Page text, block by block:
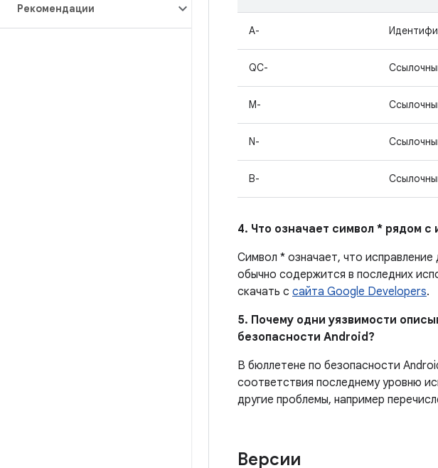
Рекомендации
A-
QC-
M-
N-
B-
4. Что означает символ * рядом
Символ * означает, что исправление
обычно содержится в последних
скачать с сайта Google Developers.
5. Почему одни уязвимости
безопасности Android?
В бюллетене по безопасности
соответствия последнему уровню
другие проблемы, например
Версии